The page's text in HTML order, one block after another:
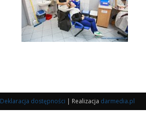
Deklaracja dostępności | Realizacja darmedia.pl